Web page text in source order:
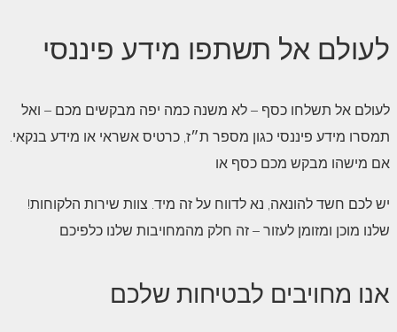
לעולם אל תשתפו מידע פיננסי
לעולם אל תשלחו כסף – לא משנה כמה יפה מבקשים מכם – ואל
תמסרו מידע פיננסי כגון מספר ת״ז, כרטיס אשראי או מידע בנקאי.
אם מישהו מבקש מכם כסף או
!יש לכם חשד להונאה, נא לדווח על זה מיד. צוות שירות הלקוחות
שלנו מוכן ומזומן לעזור – זה חלק מהמחויבות שלנו כלפיכם
אנו מחויבים לבטיחות שלכם